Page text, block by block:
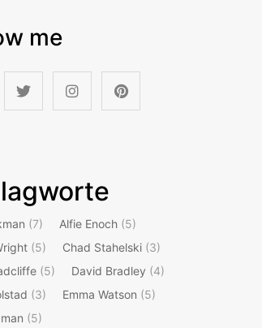
me
(7) Alfie Enoch (5)
(5) Chad Stahelski (3)
(5) David Bradley (4)
(3) Emma Watson (5)
(5)